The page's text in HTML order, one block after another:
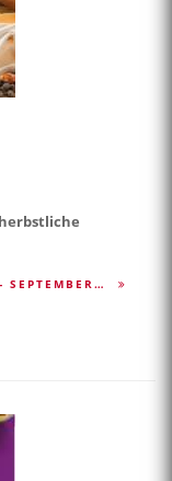
SEPTEMBER…